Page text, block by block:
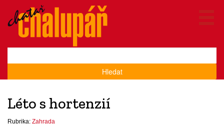
Hledat
Léto s hortenzií
Rubrika: Zahrada